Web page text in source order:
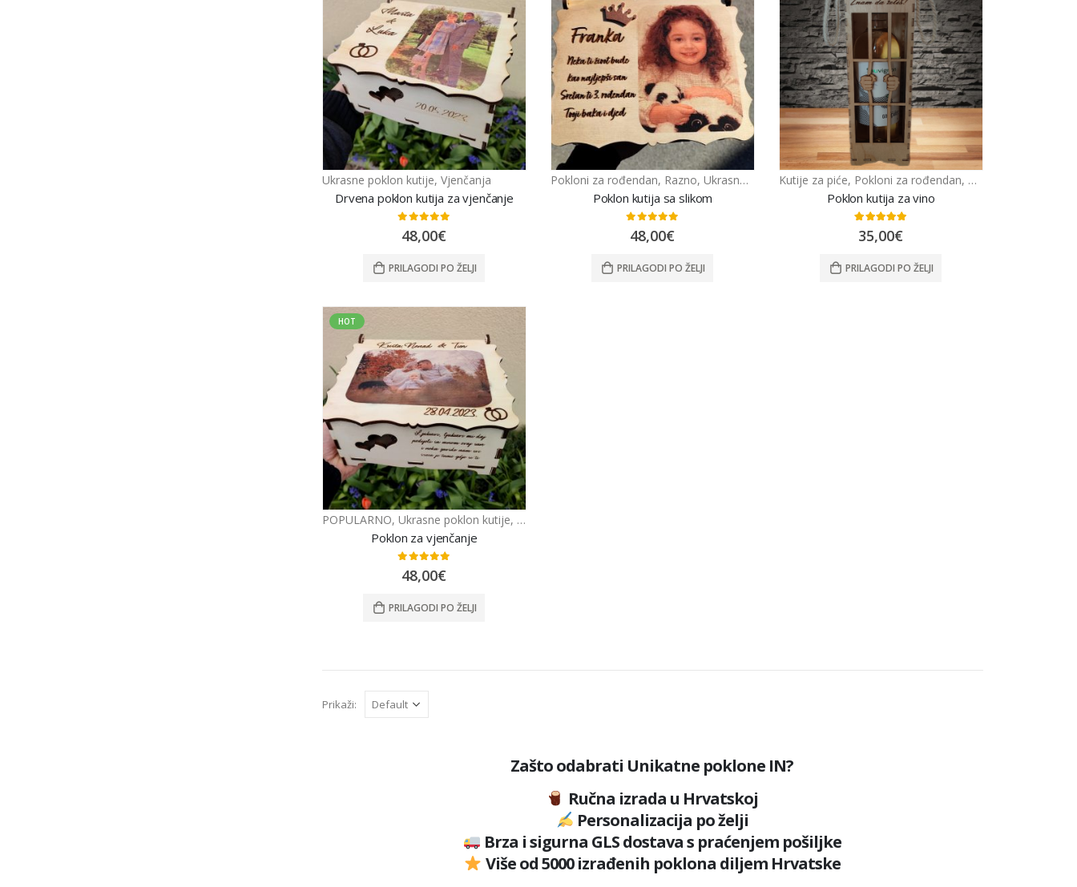
Ukrasne poklon kutije, Vjenčanja
Drvena poklon kutija za vjenčanje
48,00€
PRILAGODI PO ŽELJI
Pokloni za rođendan, Razno, Ukrasne poklon kutije
Poklon kutija sa slikom
48,00€
PRILAGODI PO ŽELJI
Kutije za piće, Pokloni za rođendan, POPULARNO
Poklon kutija za vino
35,00€
PRILAGODI PO ŽELJI
HOT
POPULARNO, Ukrasne poklon kutije, Vjenčanja
Poklon za vjenčanje
48,00€
PRILAGODI PO ŽELJI
Prikaži:
Zašto odabrati Unikatne poklone IN?
Ručna izrada u Hrvatskoj
Personalizacija po želji
Brza i sigurna GLS dostava s praćenjem pošiljke
Više od 5000 izrađenih poklona diljem Hrvatske